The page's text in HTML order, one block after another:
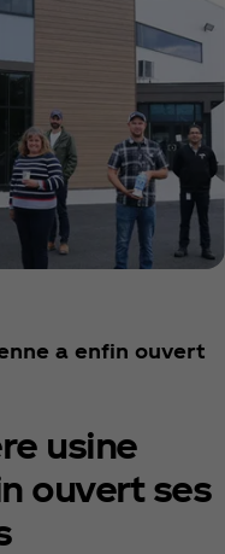
a enfin ouvert
usine
ouvert ses